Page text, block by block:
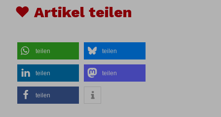
♥ Artikel teilen
teilen teilen
teilen teilen
teilen